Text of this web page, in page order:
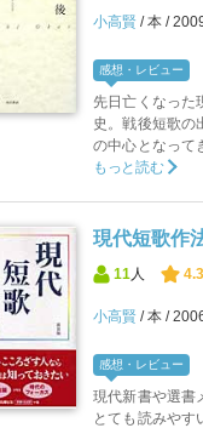
小高賢 本
感想・レビュー
先日亡くなった
史。戦後短歌の
の中心となって
もっと読む
現代短歌作
11 人
小高賢 本
感想・レビュー
現代新書や選書
とても読みやす